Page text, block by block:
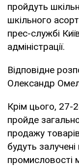
пройдуть
шкільного
прес-службі
адміністрації.
Відповідне
Олександр
Крім цього, 27-
пройде
продажу
будуть залучені
промисловості